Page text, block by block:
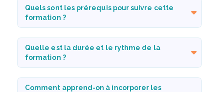
Quels sont les prérequis pour suivre cette
formation ?
Quelle est la durée et le rythme de la
formation ?
Comment apprend-on à incorporer les